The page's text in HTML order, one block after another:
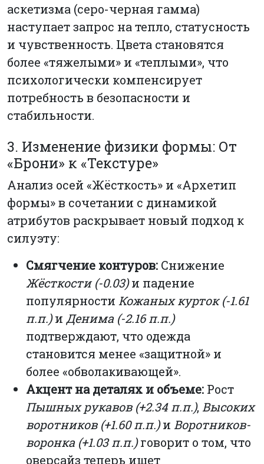
аскетизма (серо-черная гамма)
наступает запрос на тепло, статусность
и чувственность. Цвета становятся
более «тяжелыми» и «теплыми», что
психологически компенсирует
потребность в безопасности и
стабильности.
3. Изменение физики формы: От
«Брони» к «Текстуре»
Анализ осей «Жёсткость» и «Архетип
формы» в сочетании с динамикой
атрибутов раскрывает новый подход к
силуэту:
Смягчение контуров: Снижение
Жёсткости (-0.03)и падение
популярности Кожаных курток (-1.61
п.п.)и Денима (-2.16 п.п.)
подтверждают, что одежда
становится менее «защитной» и
более «обволакивающей».
Акцент на деталях и объеме: Рост
Пышных рукавов (+2.34 п.п.), Высоких
воротников (+1.60 п.п.)и Воротников-
воронка (+1.03 п.п.)говорит о том, что
оверсайз теперь ищет